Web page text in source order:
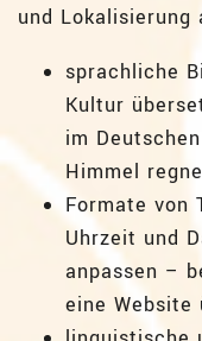
und Lokalisierung
sprachliche
Kultur
im
Himmel
Formate von
Uhrzeit und
anpassen –
eine Website